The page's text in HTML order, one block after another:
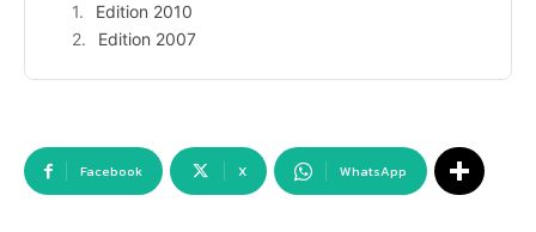
Edition 2010
Edition 2007
Facebook X WhatsApp